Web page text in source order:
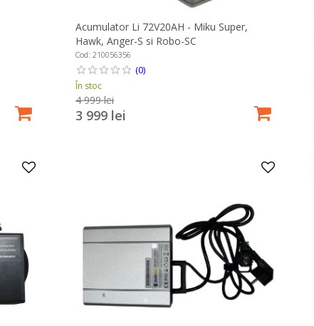
Acumulator Li 72V20AH - Miku Super,
Hawk, Anger-S si Robo-SC
Cod: 210056356
(0)
În stoc
4 999 lei
3 999 lei